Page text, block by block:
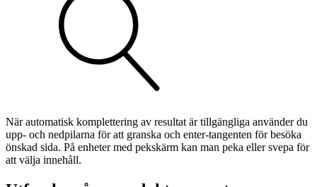
Sirener
Kombinerade enheter
Larmklockor MED-klassade
Säkerhet
Blixtljus
När automatisk komplettering av resultat är tillgängliga använder du
upp- och nedpilarna för att granska och enter-tangenten för besöka
önskad sida. På enheter med pekskärm kan man peka eller svepa för
att välja innehåll.